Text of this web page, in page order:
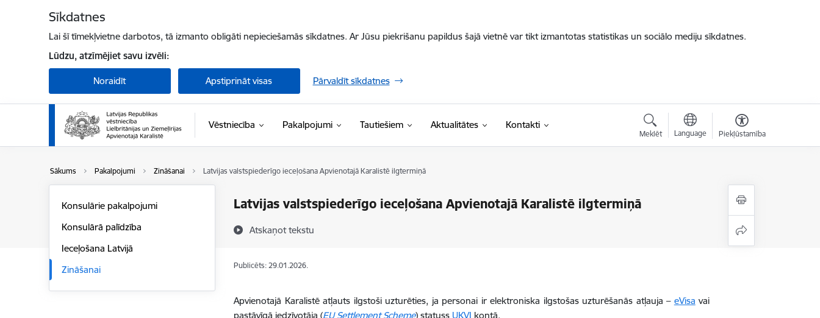
Sīkdatnes
Lai šī tīmekļvietne darbotos, tā izmanto obligāti nepieciešamās sīkdatnes. Ar Jūsu piekrišanu papildus šajā vietnē var tikt izmantotas statistikas un sociālo mediju sīkdatnes.
Lūdzu, atzīmējiet savu izvēli:
Noraidīt Apstiprināt visas Pārvaldīt sīkdatnes
Vēstniecība Pakalpojumi Tautiešiem Aktualitātes Kontakti
Meklēt Language Piekļūstamība
Sākums Pakalpojumi Zināšanai Latvijas valstspiederīgo ieceļošana Apvienotajā Karalistē ilgtermiņā
Latvijas valstspiederīgo ieceļošana Apvienotajā Karalistē ilgtermiņā
Atskaņot tekstu
Konsulārie pakalpojumi
Konsulārā palīdzība
Ieceļošana Latvijā
Zināšanai
Publicēts: 29.01.2026.
Apvienotajā Karalistē atļauts ilgstoši uzturēties, ja personai ir elektroniska ilgstošas uzturēšanās atļauja – eVisa vai
pastāvīgā iedzīvotāja (EU Settlement Scheme) statuss UKVI kontā.